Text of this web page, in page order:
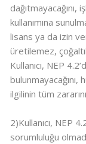
kullanımına
lisans ya da izin
üretilemez,
Kullanıcı, NEP
bulunmayacağını,
ilgilinin tüm
2)Kullanıcı, NEP
sorumluluğu